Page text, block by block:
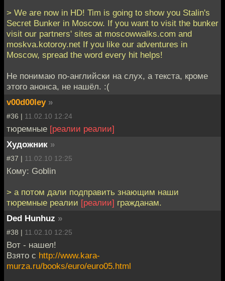
> We are now in HD! Tim is going to show you Stalin's
Secret Bunker in Moscow. If you want to visit the bunker
visit our partners' sites at moscowwalks.com and
moskva.kotoroy.net If you like our adventures in
Moscow, spread the word every hit helps!
Не понимаю по-английски на слух, а текста, кроме
этого анонса, не нашёл. :(
v00d00ley »
#36 | 11.02.10 12:24
тюремные [реалии реалии]
Художник »
#37 | 11.02.10 12:25
Кому: Goblin
> а потом дали подправить знающим наши
тюремные реалии [реалии] гражданам.
Ded Hunhuz »
#38 | 11.02.10 12:25
Вот - нашел!
Взято с http://www.kara-
murza.ru/books/euro/euro05.html